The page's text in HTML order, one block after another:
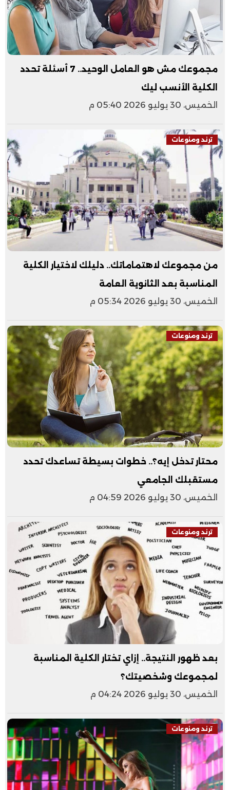
مجموعك مش هو العامل الوحيد.. 7 أسئلة تحدد
الكلية الأنسب ليك
الخميس، 30 يوليو 2026 05:40 م
ترند ومنوعات
من مجموعك لاهتماماتك.. دليلك لاختيار الكلية
المناسبة بعد الثانوية العامة
الخميس، 30 يوليو 2026 05:34 م
ترند ومنوعات
محتار تدخل إيه؟.. خطوات بسيطة تساعدك تحدد
مستقبلك الجامعي
الخميس، 30 يوليو 2026 04:59 م
ترند ومنوعات
بعد ظهور النتيجة.. إزاي تختار الكلية المناسبة
لمجموعك وشخصيتك؟
الخميس، 30 يوليو 2026 04:24 م
ترند ومنوعات